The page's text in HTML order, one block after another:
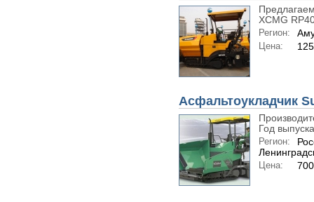
XCMG
Регион:
Цена:
Асфальтоукладчик
Год
Регион:
Цена: